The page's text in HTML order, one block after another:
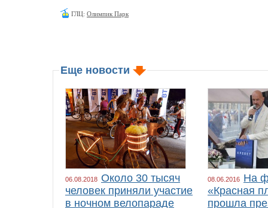
ГЛЦ: Олимпик Парк
Еще новости
06.08.2018 Около 30 тысяч
человек приняли участие
в ночном велопараде
08.06.2016 На
«Красная
прошла